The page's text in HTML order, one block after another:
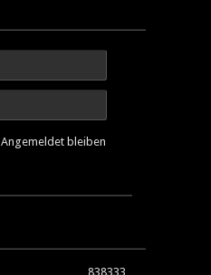
Angemeldet bleiben
838333